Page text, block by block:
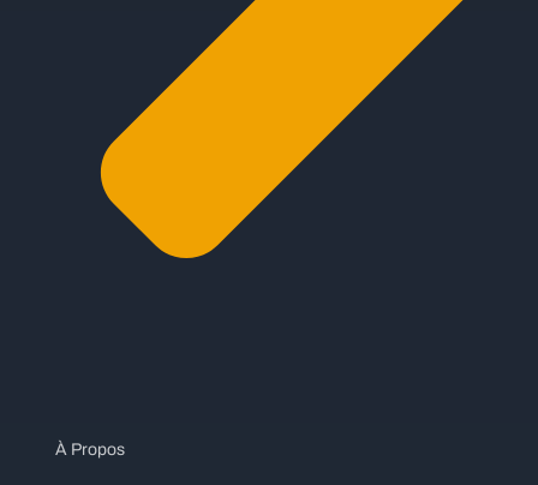
À Propos